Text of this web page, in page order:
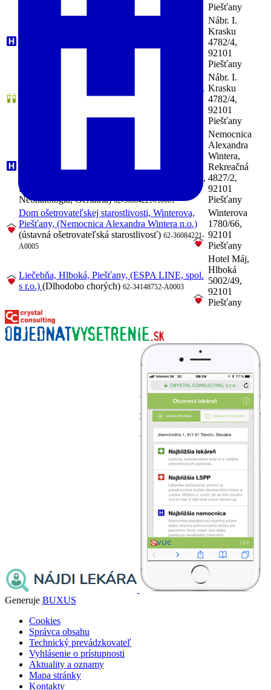
Piešťany
Nábr. I.
Krasku
4782/4,
92101
Piešťany
Zariadenie biomedicínskeho výskumu, Piešťany,
(Národný ústav reumatických chorôb)
Nábr. I.
Krasku
4782/4,
92101
Piešťany
Ortopédia, Anestéziológia a intenzívna medicína,
Fyziatria, balneológia a liečebná rehabilitácia,
Neonatológia, Geriatria) 62-36084221-A0001
Nemocnica
Alexandra
Wintera,
Rekreačná
4827/2,
92101
Piešťany
Dom ošetrovateľskej starostlivosti, Winterova,
Piešťany, (Nemocnica Alexandra Wintera n.o.)
(ústavná ošetrovateľská starostlivosť) 62-36084221-
A0005
Winterova
1780/66,
92101
Piešťany
Liečebňa, Hlboká, Piešťany, (ESPA LINE, spol.
s r.o.) (Dlhodobo chorých) 62-34148752-A0003
Hotel Máj,
Hlboká
5002/49,
92101
Piešťany
Generuje BUXUS
Cookies
Správca obsahu
Technický prevádzkovateľ
Vyhlásenie o prístupnosti
Aktuality a oznamy
Mapa stránky
Kontakty